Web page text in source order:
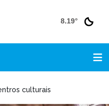
8.19°
culturais